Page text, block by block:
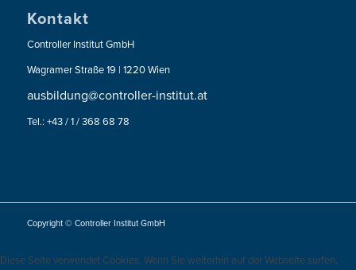
Kontakt
Controller Institut GmbH
Wagramer Straße 19 | 1220 Wien
ausbildung@controller-institut.at
Tel.: +43 / 1 / 368 68 78
Copyright © Controller Institut GmbH
Diese Seite verwendet Cookies. Wenn Sie weiterhin auf der Webseite surfen,